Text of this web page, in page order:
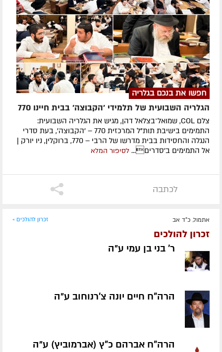
חפשו את בנכם בגלריה
הגלריה השבועית של תלמידי 'הקבוצה' בבית חיינו 770
צלם COL, שמואל־בצלאל דהן, מגיש את הגלריה השבועית:
התמימים בישיבת תות"ל המרכזית 770 – 'הקבוצה', בעת סדרי
הנגלה והחסידות בבית מדרשו של הרבי – 770, ברוקלין, ניו יורק |
אל התמימים ב'סדרים... לסיפור המלא
לכתבה
אתמול, כ"ד אב זכרון להולכים »
זכרון להולכים
ר' בני בן עמי ע״ה
הרה"ח חיים יונה צ'רנוחוב ע״ה
הרה"ח אברהם כ"ץ (אברמוביץ) ע״ה